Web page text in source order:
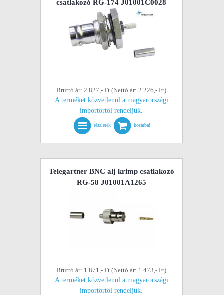
csatlakozó RG-174 J01001C0028
Bruttó ár: 2.827,- Ft (Nettó ár: 2.226,- Ft)
A terméket közvetlenül a magyarországi
importőrtől rendeljük.
részletek kosárba!
Telegartner BNC alj krimp csatlakozó
RG-58 J01001A1265
Bruttó ár: 1.871,- Ft (Nettó ár: 1.473,- Ft)
A terméket közvetlenül a magyarországi
importőrtől rendeljük.